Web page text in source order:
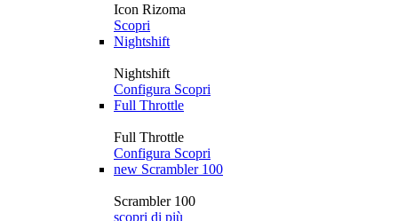
Icon Rizoma
Scopri
Nightshift
Nightshift
Configura Scopri
Full Throttle
Full Throttle
Configura Scopri
new Scrambler 100
Scrambler 100
scopri di più